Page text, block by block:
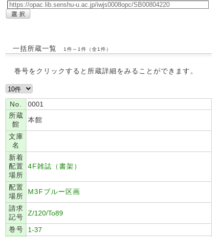
一括所蔵一覧 1件～1件（全1件）
巻号をクリックすると所蔵詳細をみることができます。
No.
0001
所蔵
館
本館
文庫
名
新着
配置
場所
4F雑誌（書架）
配置
場所
M3Fブルー区画
請求
記号
Z/120/To89
巻号
1-37